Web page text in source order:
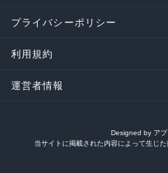
プライバシーポリシー
利用規約
運営者情報
Designed by ア
当サイトに掲載された内容によって生じ